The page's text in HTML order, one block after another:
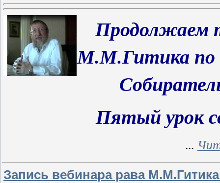
Продолжаем
М.М.Гитика по
Пятый урок
...
Запись вебинара рава М.М.Гитика